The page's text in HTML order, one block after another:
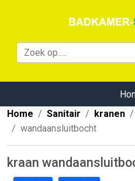
Home
Sanitair kranen
wandaansluitbocht
kraan